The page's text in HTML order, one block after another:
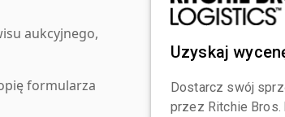
aukcyjnego,
formularza
Uzyskaj
Dostarcz swój
przez Ritchie